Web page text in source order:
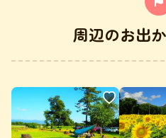
周辺のお出